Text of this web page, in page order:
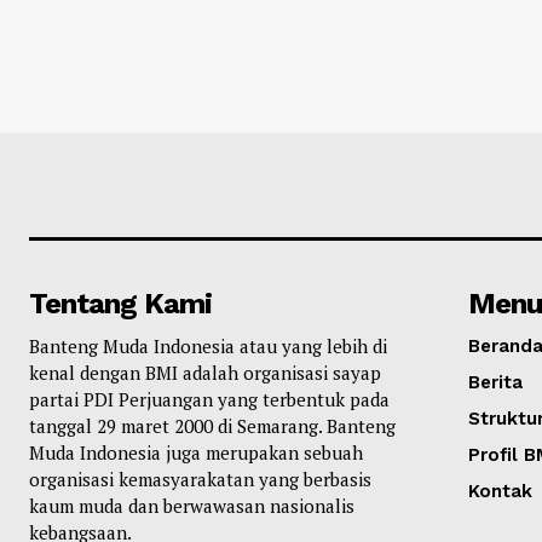
Tentang Kami
Banteng Muda Indonesia atau yang lebih di
kenal dengan BMI adalah organisasi sayap
partai PDI Perjuangan yang terbentuk pada
tanggal 29 maret 2000 di Semarang. Banteng
Muda Indonesia juga merupakan sebuah
organisasi kemasyarakatan yang berbasis
kaum muda dan berwawasan nasionalis
kebangsaan.
Menu
Beranda
Berita
Profil
Kontak